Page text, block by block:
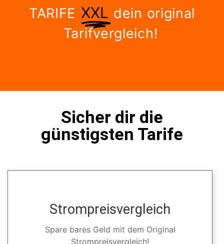
TARIFE XXL dein original
Tarifvergleich!
Sicher dir die
günstigsten Tarife
Strompreisvergleich
Spare bares Geld mit dem Original
Strompreisvergleich!